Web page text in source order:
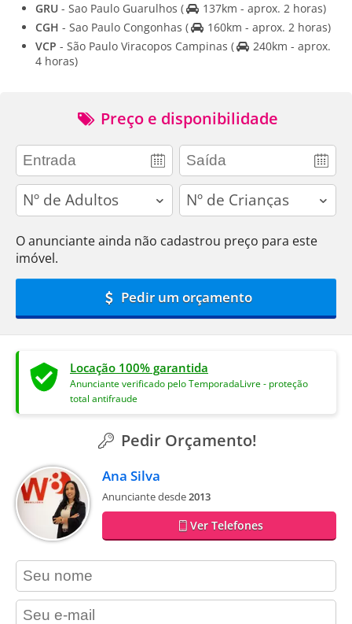
GRU - Sao Paulo Guarulhos (
137km - aprox. 2 horas)
CGH - Sao Paulo Congonhas (
160km - aprox. 2 horas)
VCP - São Paulo Viracopos Campinas (
240km - aprox.
4 horas)
Preço e disponibilidade
adults children
O anunciante ainda não cadastrou preço para este
imóvel.
Pedir um orçamento
Locação 100% garantida
Anunciante verificado pelo TemporadaLivre - proteção
total antifraude
Pedir Orçamento!
Ana Silva
Anunciante desde2013
Ver Telefones
contact_name
contact_email